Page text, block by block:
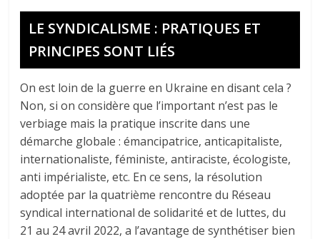
LE SYNDICALISME : PRATIQUES ET
PRINCIPES SONT LIÉS
On est loin de la guerre en Ukraine en disant cela ?
Non, si on considère que l’important n’est pas le
verbiage mais la pratique inscrite dans une
démarche globale : émancipatrice, anticapitaliste,
internationaliste, féministe, antiraciste, écologiste,
anti impérialiste, etc. En ce sens, la résolution
adoptée par la quatrième rencontre du Réseau
syndical international de solidarité et de luttes, du
21 au 24 avril 2022, a l’avantage de synthétiser bien